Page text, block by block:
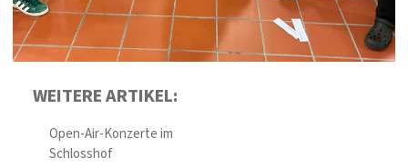
WEITERE ARTIKEL:
Open-Air-Konzerte im
Schlosshof